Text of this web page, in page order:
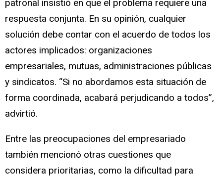
patronal insistió en que el problema requiere una
respuesta conjunta. En su opinión, cualquier
solución debe contar con el acuerdo de todos los
actores implicados: organizaciones
empresariales, mutuas, administraciones públicas
y sindicatos. “Si no abordamos esta situación de
forma coordinada, acabará perjudicando a todos”,
advirtió.
Entre las preocupaciones del empresariado
también mencionó otras cuestiones que
considera prioritarias, como la dificultad para